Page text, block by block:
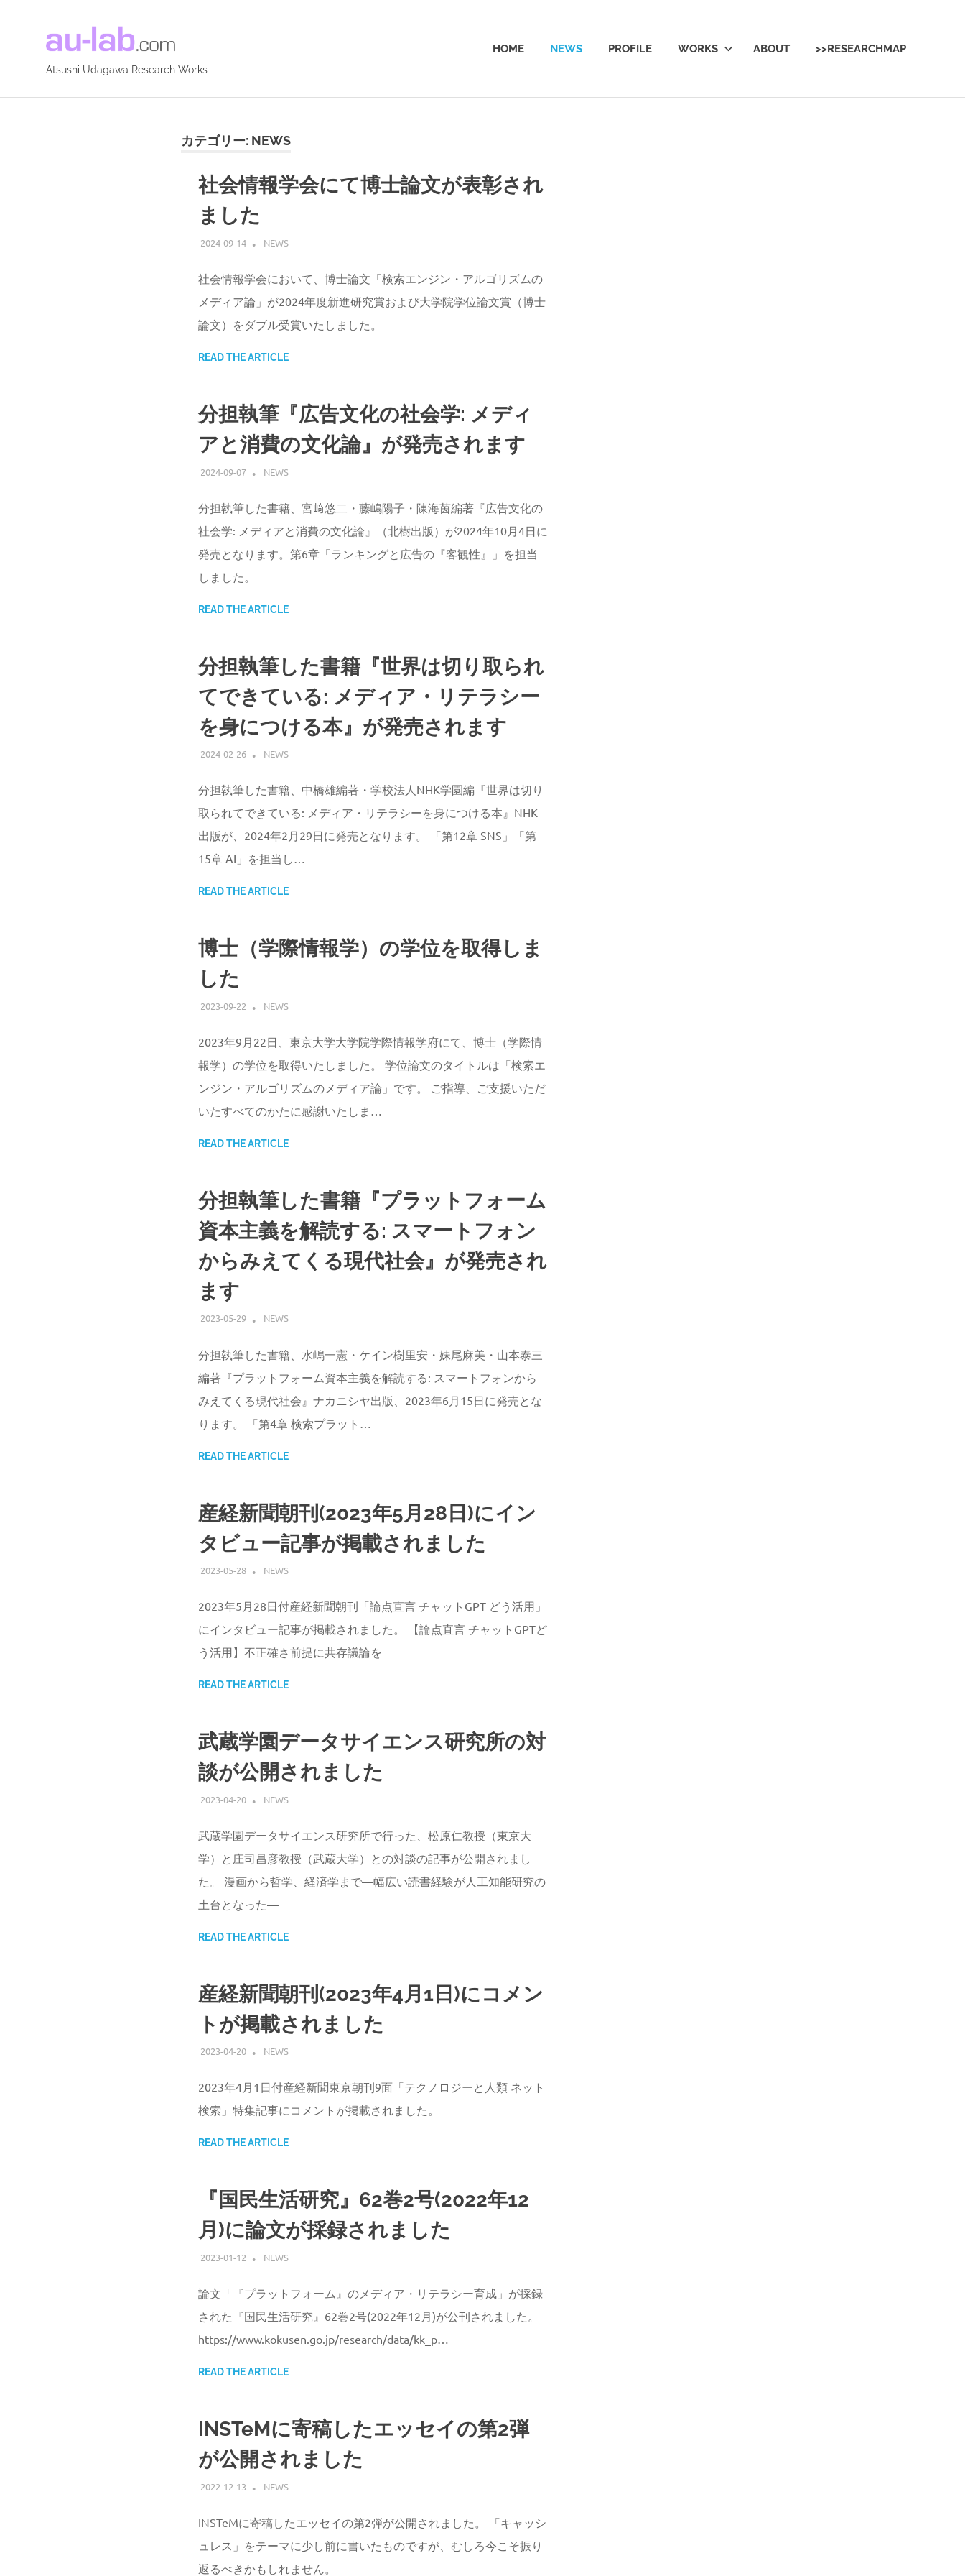
Udagawa
Works
Atsushi Udagawa Research Works
HOME NEWS PROFILE WORKS ABOUT >>RESEARCHMAP
カテゴリー: NEWS
社会情報学会にて博士論文が表彰され
ました
2024-09-14 ATSUSHI UDAGAWA
NEWS
社会情報学会において、博士論文「検索エンジン・アルゴリズムの
メディア論」が2024年度新進研究賞および大学院学位論文賞（博士
論文）をダブル受賞いたしました。
READ THE ARTICLE
分担執筆『広告文化の社会学: メディ
アと消費の文化論』が発売されます
2024-09-07 ATSUSHI UDAGAWA
NEWS
分担執筆した書籍、宮﨑悠二・藤嶋陽子・陳海茵編著『広告文化の
社会学: メディアと消費の文化論』（北樹出版）が2024年10月4日に
発売となります。第6章「ランキングと広告の『客観性』」を担当
しました。
READ THE ARTICLE
分担執筆した書籍『世界は切り取られ
てできている: メディア・リテラシー
を身につける本』が発売されます
2024-02-26 ATSUSHI UDAGAWA
NEWS
分担執筆した書籍、中橋雄編著・学校法人NHK学園編『世界は切り
取られてできている: メディア・リテラシーを身につける本』NHK
出版が、2024年2月29日に発売となります。 「第12章 SNS」「第
15章 AI」を担当し…
READ THE ARTICLE
博士（学際情報学）の学位を取得しま
した
2023-09-22 ATSUSHI UDAGAWA
NEWS
2023年9月22日、東京大学大学院学際情報学府にて、博士（学際情
報学）の学位を取得いたしました。 学位論文のタイトルは「検索エ
ンジン・アルゴリズムのメディア論」です。 ご指導、ご支援いただ
いたすべてのかたに感謝いたしま…
READ THE ARTICLE
分担執筆した書籍『プラットフォーム
資本主義を解読する: スマートフォン
からみえてくる現代社会』が発売され
ます
2023-05-29 ATSUSHI UDAGAWA
NEWS
分担執筆した書籍、水嶋一憲・ケイン樹里安・妹尾麻美・山本泰三
編著『プラットフォーム資本主義を解読する: スマートフォンから
みえてくる現代社会』ナカニシヤ出版、2023年6月15日に発売とな
ります。 「第4章 検索プラット…
READ THE ARTICLE
産経新聞朝刊(2023年5月28日)にイン
タビュー記事が掲載されました
2023-05-28 ATSUSHI UDAGAWA
NEWS
2023年5月28日付産経新聞朝刊「論点直言 チャットGPT どう活用」
にインタビュー記事が掲載されました。 【論点直言 チャットGPTど
う活用】不正確さ前提に共存議論を
READ THE ARTICLE
武蔵学園データサイエンス研究所の対
談が公開されました
2023-04-20 ATSUSHI UDAGAWA
NEWS
武蔵学園データサイエンス研究所で行った、松原仁教授（東京大
学）と庄司昌彦教授（武蔵大学）との対談の記事が公開されまし
た。 漫画から哲学、経済学まで—幅広い読書経験が人工知能研究の
土台となった—
READ THE ARTICLE
産経新聞朝刊(2023年4月1日)にコメン
トが掲載されました
2023-04-20 ATSUSHI UDAGAWA
NEWS
2023年4月1日付産経新聞東京朝刊9面「テクノロジーと人類 ネット
検索」特集記事にコメントが掲載されました。
READ THE ARTICLE
『国民生活研究』62巻2号(2022年12
月)に論文が採録されました
2023-01-12 ATSUSHI UDAGAWA
NEWS
論文「『プラットフォーム』のメディア・リテラシー育成」が採録
された『国民生活研究』62巻2号(2022年12月)が公刊されました。
https://www.kokusen.go.jp/research/data/kk_p…
READ THE ARTICLE
INSTeMに寄稿したエッセイの第2弾
が公開されました
2022-12-13 ATSUSHI UDAGAWA
NEWS
INSTeMに寄稿したエッセイの第2弾が公開されました。 「キャッシ
ュレス」をテーマに少し前に書いたものですが、むしろ今こそ振り
返るべきかもしれません。